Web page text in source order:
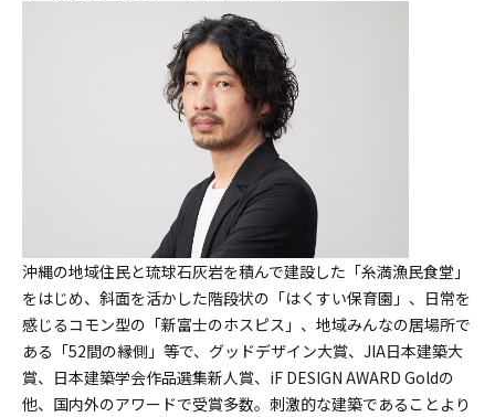
沖縄の地域住民と琉球石灰岩を積んで建設した「糸満漁民食堂」
をはじめ、斜面を活かした階段状の「はくすい保育園」、日常を
感じるコモン型の「新富士のホスピス」、地域みんなの居場所で
ある「52間の縁側」等で、グッドデザイン大賞、JIA日本建築大
賞、日本建築学会作品選集新人賞、iF DESIGN AWARD Goldの
他、国内外のアワードで受賞多数。刺激的な建築であることより